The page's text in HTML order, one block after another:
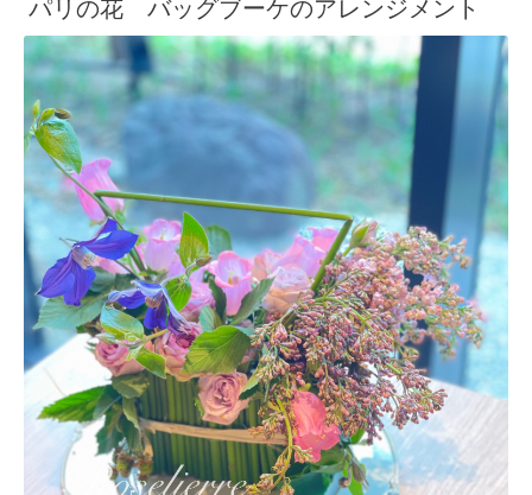
パリの花 バッグブーケのアレンジメント